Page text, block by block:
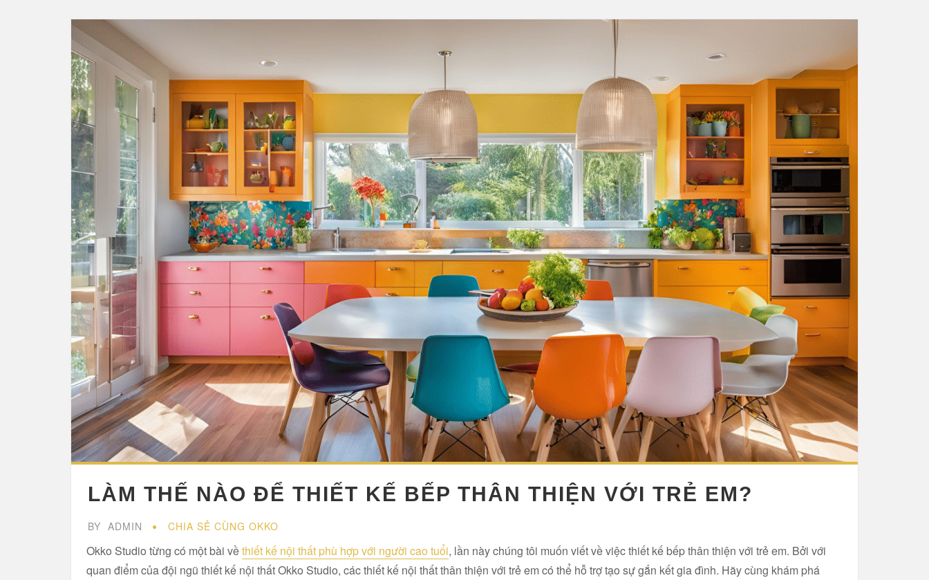
LÀM THẾ NÀO ĐỂ THIẾT KẾ BẾP THÂN THIỆN VỚI TRẺ EM?
BY ADMIN CHIA SẺ CÙNG OKKO
Okko Studio từng có một bài vềthiết kế nội thất phù hợp với người cao tuổi, lần này chúng tôi muốn viết về việc thiết kế bếp thân thiện với trẻ em. Bởi với
quan điểm của đội ngũ thiết kế nội thất Okko Studio, các thiết kế nội thất thân thiện với trẻ em có thể hỗ trợ tạo sự gắn kết gia đình. Hãy cùng khám phá